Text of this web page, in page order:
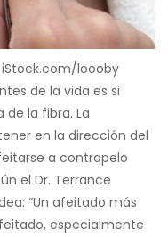
loooby
de la vida es si
la fibra. La
en la dirección del
a contrapelo
el Dr. Terrance
“Un afeitado más
especialmente